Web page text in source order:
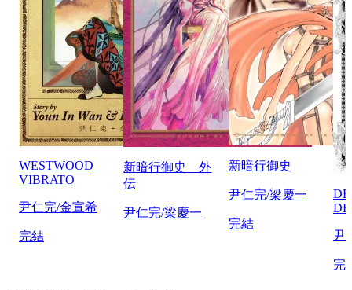
WESTWOOD
VIBRATO
尹仁完/金宣希
完結
新暗行御史 外
伝
尹仁完/梁慶一
新暗行御史
尹仁完/梁慶一
完結
尹
完